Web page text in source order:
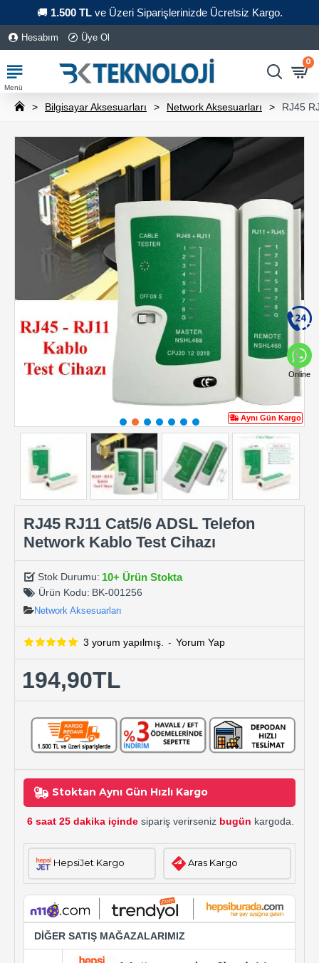
🚚 1.500 TLve Üzeri Siparişlerinizde Ücretsiz Kargo.
Hesabım Üye Ol
0
Bilgisayar Aksesuarları Network Aksesuarları RJ45
Aynı Gün Kargo
RJ45 RJ11 Cat5/6 ADSL Telefon
Network Kablo Test Cihazı
Stok Durumu: 10+ Ürün Stokta
Ürün Kodu: BK-001256
Network Aksesuarları
3 yorum yapılmış. - Yorum Yap
194,90TL
Stoktan Aynı Gün Hızlı Kargo
6 saat 25 dakika içinde sipariş verirseniz bugün kargoda.
HepsiJet Kargo Aras Kargo
DİĞER SATIŞ MAĞAZALARIMIZ
Online